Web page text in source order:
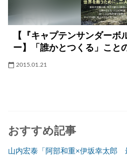
【『キャプテンサンダーボ
ー】「誰かとつくる」こと
2015.01.21
おすすめ記事
山内宏泰「阿部和重×伊坂幸太郎